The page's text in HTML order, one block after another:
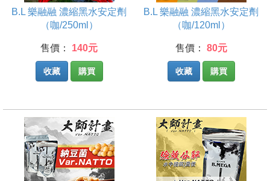
B.L 樂融融 濃縮黑水安定劑
（咖/250ml）
售價： 140元
收藏 購買
B.L 樂融融 濃縮黑水安定劑
（咖/120ml）
售價： 80元
收藏 購買